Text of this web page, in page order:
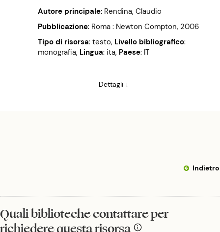
Autore principale: Rendina, Claudio
Pubblicazione: Roma : Newton Compton, 2006
Tipo di risorsa: testo, Livello bibliografico:
monografia, Lingua: ita, Paese: IT
Dettagli ↓
Indietro
Quali biblioteche contattare per
richiedere questa risorsa